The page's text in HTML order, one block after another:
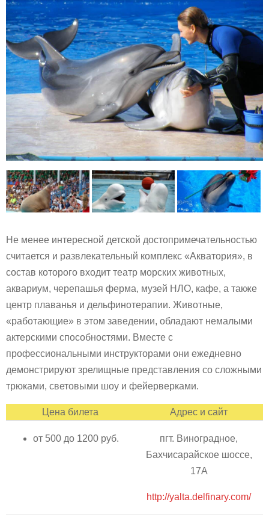
Не менее интересной детской достопримечательностью
считается и развлекательный комплекс «Акватория», в
состав которого входит театр морских животных,
аквариум, черепашья ферма, музей НЛО, кафе, а также
центр плаванья и дельфинотерапии. Животные,
«работающие» в этом заведении, обладают немалыми
актерскими способностями. Вместе с
профессиональными инструкторами они ежедневно
демонстрируют зрелищные представления со сложными
трюками, световыми шоу и фейерверками.
Цена билета Адрес и сайт
от 500 до 1200 руб.
пгт. Виноградное,
Бахчисарайское шоссе,
17А
http://yalta.delfinary.com/